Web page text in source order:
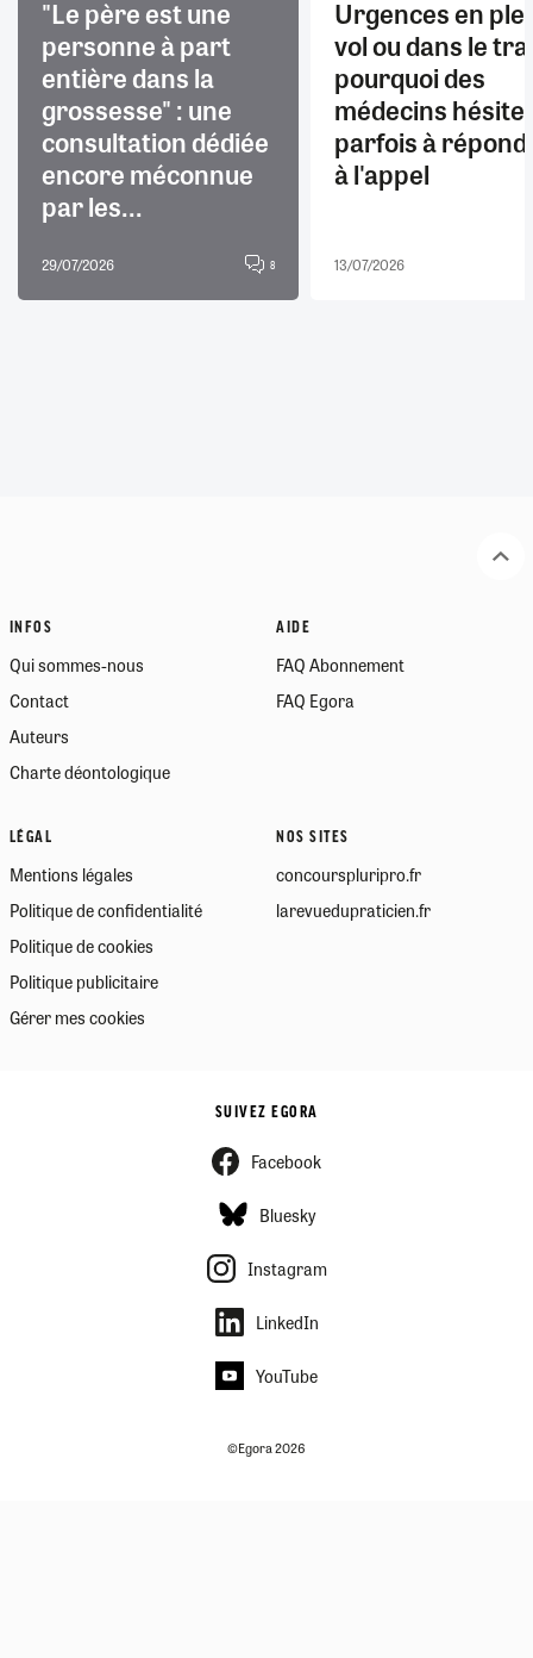
"Le père est une
personne à part
entière dans la
grossesse" : une
consultation dédiée
encore méconnue
par les...
29/07/2026 8
Urgences en
vol ou dans le
pourquoi des
médecins
parfois à
à l'appel
13/07/2026
INFOS
Qui sommes-nous
Contact
Auteurs
Charte déontologique
AIDE
FAQ Abonnement
FAQ Egora
LÉGAL
Mentions légales
Politique de confidentialité
Politique de cookies
Politique publicitaire
Gérer mes cookies
NOS SITES
concourspluripro.fr
larevuedupraticien.fr
SUIVEZ EGORA
Facebook
Bluesky
Instagram
LinkedIn
YouTube
©Egora 2026